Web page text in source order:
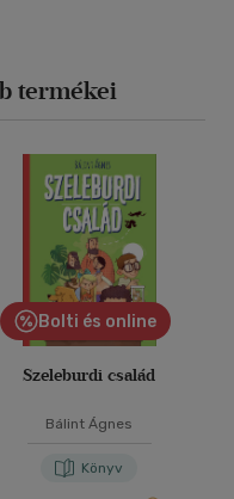
termékei
Bolti és online
Szeleburdi család
Bálint Ágnes
Könyv